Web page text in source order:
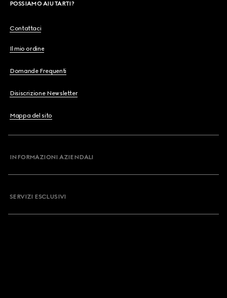
POSSIAMO AIUTARTI?
Contattaci
Il mio ordine
Domande Frequenti
Disiscrizione Newsletter
Mappa del sito
INFORMAZIONI AZIENDALI
SERVIZI ESCLUSIVI